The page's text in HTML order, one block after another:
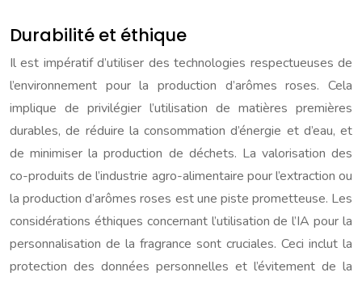
Durabilité et éthique
Il est impératif d’utiliser des technologies respectueuses de
l’environnement pour la production d’arômes roses. Cela
implique de privilégier l’utilisation de matières premières
durables, de réduire la consommation d’énergie et d’eau, et
de minimiser la production de déchets. La valorisation des
co-produits de l’industrie agro-alimentaire pour l’extraction ou
la production d’arômes roses est une piste prometteuse. Les
considérations éthiques concernant l’utilisation de l’IA pour la
personnalisation de la fragrance sont cruciales. Ceci inclut la
protection des données personnelles et l’évitement de la